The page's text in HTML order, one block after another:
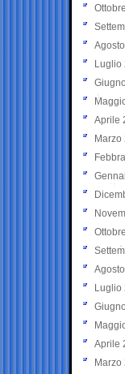
Luglio
Aprile
Marzo
Luglio
Aprile
Marzo